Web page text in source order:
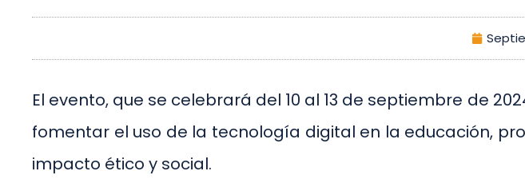
El evento, que se celebrará del 10 al 13 de septiembre de
fomentar el uso de la tecnología digital en la educación,
impacto ético y social.